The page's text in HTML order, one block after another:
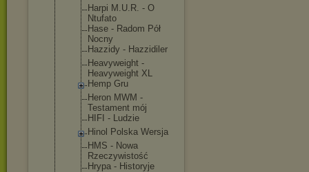
Harpi M.U.R. - O
Ntufato
Hase - Radom Pół
Nocny
Hazzidy - Hazzidiler
Heavyweight -
Heavyweight XL
Hemp Gru
Heron MWM -
Testament mój
HIFI - Ludzie
Hinol Polska Wersja
HMS - Nowa
Rzeczywistość
Hrypa - Historyje